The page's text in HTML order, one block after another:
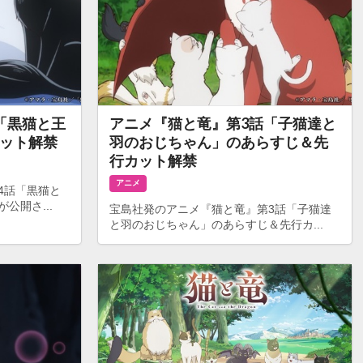
黒猫と王
ト解禁
「黒猫と
公開さ...
アニメ『猫と竜』第3話「子猫達と
羽のおじちゃん」のあらすじ＆先
行カット解禁
アニメ
宝島社発のアニメ『猫と竜』第3話「子猫達
と羽のおじちゃん」のあらすじ＆先行カ...